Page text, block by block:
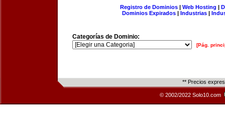
Registro de Dominios| Web Hosting |
Dominios Expirados | Industrias |
Categorías de Dominio:
[Pág.
** Precios
© 2002/2022 Solo10.com